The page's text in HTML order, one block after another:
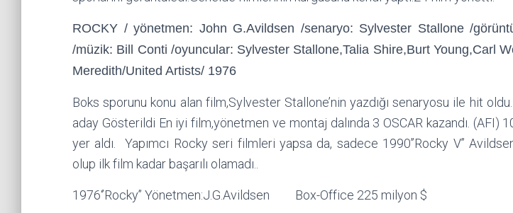
ROCKY / yönetmen: John G.Avildsen /senaryo: Sylvester Stallone /
/müzik: Bill Conti /oyuncular: Sylvester Stallone,Talia Shire,Burt Young,Carl
Meredith/United Artists/ 1976
Boks sporunu konu alan film,Sylvester Stallone’nin yazdığı senaryosu ile hit
aday Gösterildi En iyi film,yönetmen ve montaj dalında 3 OSCAR kazandı. (AFI)
yer aldı. Yapımcı Rocky seri filmleri yapsa da, sadece 1990’’Rocky V’’
olup ilk film kadar başarılı olamadı..
1976‘’Rocky’’ Yönetmen:J.G.Avildsen Box-Office 225 milyon $